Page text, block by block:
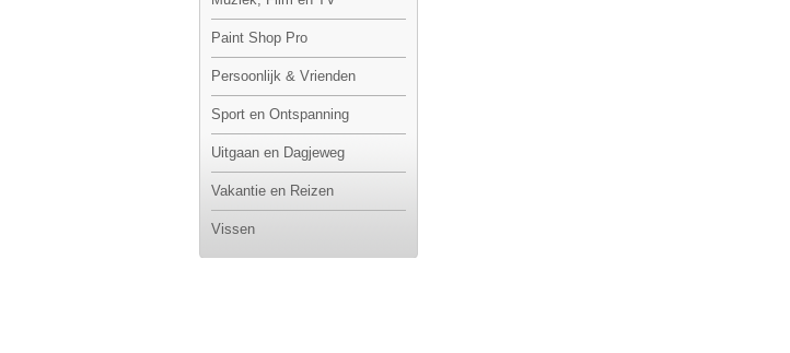
Paint Shop Pro
Persoonlijk & Vrienden
Sport en Ontspanning
Uitgaan en Dagjeweg
Vakantie en Reizen
Vissen